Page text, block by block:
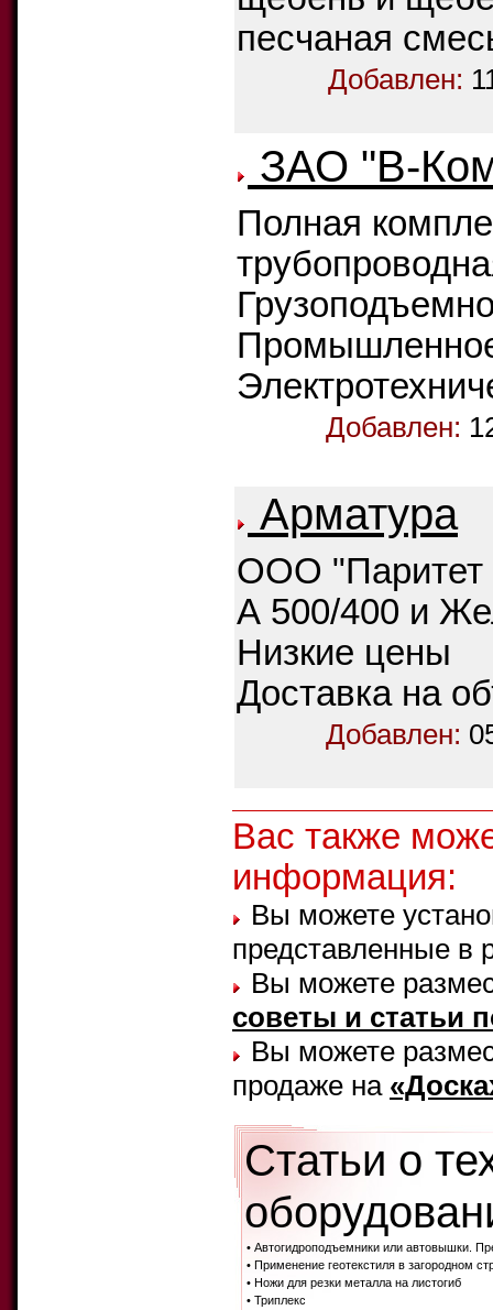
песчаная
Добавлен:
ЗАО "В-
Полная
Добавлен:
Арматура
ООО "Паритет
А 500/400 и
Низкие цены
Доставка на
Добавлен:
Вас также
информация:
Вы можете
представленные в
Вы можете
советы и статьи
Вы можете
продаже на
Статьи о
• Автогидроподъемники или автовышки.
• Применение геотекстиля в загородном
• Ножи для резки металла на листогиб
• Триплекс